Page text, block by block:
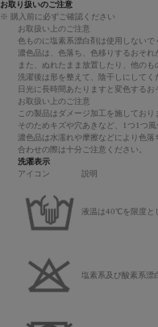
お取り扱いのご注意
※ 購入前に必ずご確認ください
お取扱い上のご注意
色ものに塩素系漂白剤は使用しないで
濃色品は、色落ち、色移りするおそれ
また、ぬれたまま放置したり、他のも
洗濯後は形を整えて、陰干しにしてく
日光に長時間あたりますと変色するお
お取扱い上のご注意
この製品はダメージ加工を施しており
そのためキズや穴あきなど、1つ1つ風
濃色品は水濡れや摩擦などにより色
合わせの際は十分ご注意ください。
洗濯表示
アイコン
説明
液温は40℃を限度と
塩素系及び酸素系漂